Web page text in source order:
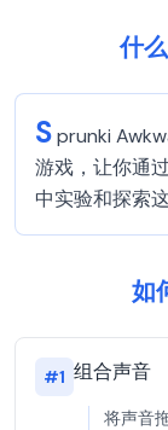
什
Sprunki
游戏，让你通
中实验和探索
如
#1 组合声音
将声音